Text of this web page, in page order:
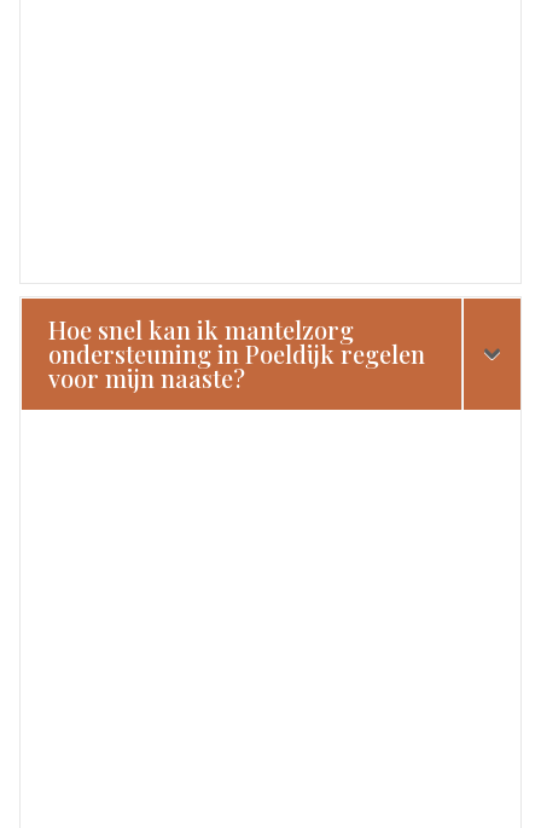
Hoe snel kan ik mantelzorg
ondersteuning in Poeldijk regelen
voor mijn naaste?